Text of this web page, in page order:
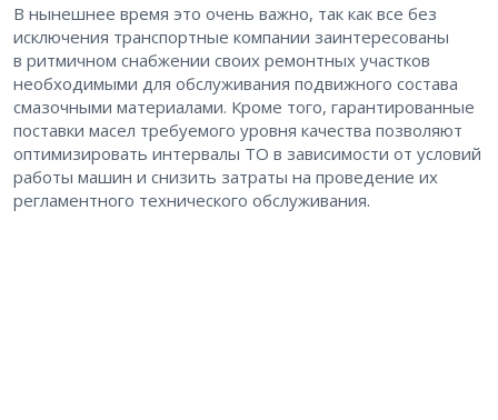
В нынешнее время это очень важно, так как все без
исключения транспортные компании заинтересованы
в ритмичном снабжении своих ремонтных участков
необходимыми для обслуживания подвижного состава
смазочными материалами. Кроме того, гарантированные
поставки масел требуемого уровня качества позволяют
оптимизировать интервалы ТО в зависимости от условий
работы машин и снизить затраты на проведение их
регламентного технического обслуживания.